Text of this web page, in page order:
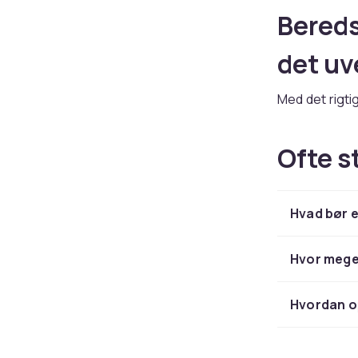
det
Med det
familie
og
Ofte
Hvad bør
Hvor
Hvordan